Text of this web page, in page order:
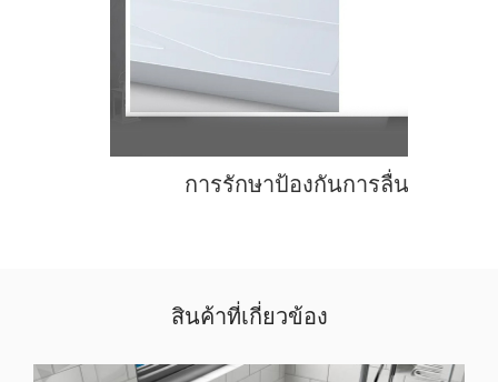
การรักษาป้องกันการลื่น
สินค้าที่เกี่ยวข้อง